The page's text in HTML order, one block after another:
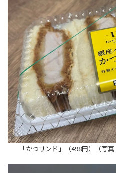
「かつサンド」（498円）（写